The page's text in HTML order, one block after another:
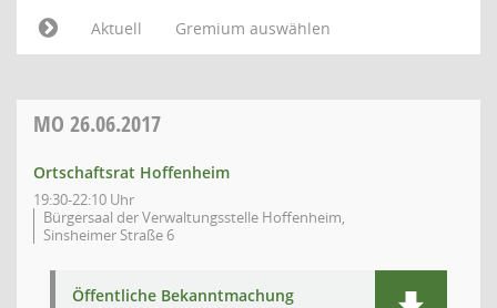
Aktuell
Gremium auswählen
MO 26.06.2017
Ortschaftsrat Hoffenheim
19:30-22:10 Uhr
Bürgersaal der Verwaltungsstelle Hoffenheim,
Sinsheimer Straße 6
Öffentliche Bekanntmachung